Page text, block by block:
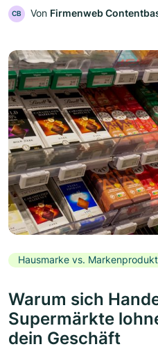
CB Von Firmenweb
Hausmarke vs. Markenprodukt
Warum sich
Supermärkte
dein Geschäft